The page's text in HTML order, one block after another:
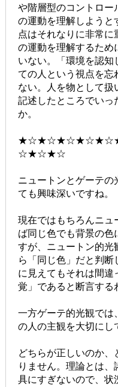
や階層型のコントロー
の運動を理解しようと
点はそれなりに非常に
の運動を理解するため
いない。「環境を認知
ての人という視点を忘
ない。人を物として扱
記述したところでいっ
か。
☆★☆★☆
ニュートンとゲーテの
ても興味深いですね。
現在ではもちろんニュ
ば同じ色でも背景の色
すが、ニュートン的光
ら「同じ色」だと判
に見えてもそれは間違
覚」であると断言する
一方ゲーテ的光観では
の人の主観を大切にし
どちらが正しいのか
りません。理論とは
具にすぎないので、状